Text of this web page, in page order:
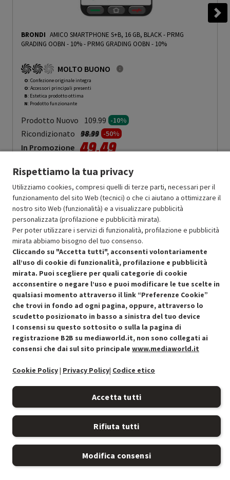
BRONDI AMICO SMARTPHONE S+B, 16 GB, BLACK - PRMG
GRADING OOBN - 10%- PRMG GRADING OOBN - 10%
MOLTO BUONO
O: Confezione originale integra
O: Accessori principali presenti
B: Estetica prodotto ottima
N: Prodotto funzionante
Prodotto Nuovo 109.99 -10%
Ricondizionato Prezzo ridotto da
98.99a-50%
In Promozione 49.49
Aggiungi al carrello
SCONTO RICONDIZIONATI
Approfitta dello sconto del 50% sul prodotto ricondizionato.
Condizioni generali di vendita
Cookie Policy
Preferenze cookie
Informativa privacy
Recedere dal contratto qui
Rispettiamo la tua privacy
Utilizziamo cookies, compresi quelli di terze parti, necessari per il
funzionamento del sito Web (tecnici) o che ci aiutano a ottimizzare il
nostro sito Web (funzionalità) e a visualizzare pubblicità
personalizzata (profilazione e pubblicità mirata).
Per poter utilizzare i servizi di funzionalità, profilazione e pubblicità
mirata abbiamo bisogno del tuo consenso.
Cliccando su "Accetta tutti", acconsenti volontariamente
all’uso di cookie di funzionalità, profilazione e pubblicità
mirata. Puoi scegliere per quali categorie di cookie
acconsentire o negare l’uso e puoi modificare le tue scelte in
qualsiasi momento attraverso il link “Preferenze Cookie”
che trovi in fondo ad ogni pagina, oppure, attraverso lo
scudetto posizionato in basso a sinistra del tuo device
I consensi su questo sottosito o sulla la pagina di
registrazione B2B su mediaworld.it, non sono collegati ai
consensi che dai sul sito principale www.mediaworld.it
Cookie Policy| Privacy Policy| Codice etico
Accetta tutti
Rifiuta tutti
Modifica consensi